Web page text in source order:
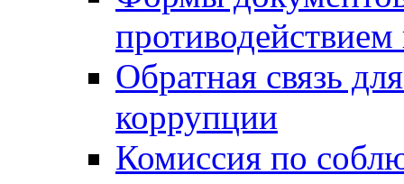
Обратная связь
коррупции
Комиссия по